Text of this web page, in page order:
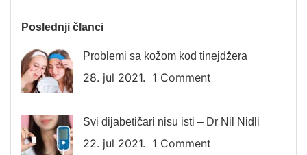
Poslednji članci
Problemi sa kožom kod tinejdžera
28. jul 2021. 1 Comment
Svi dijabetičari nisu isti – Dr Nil Nidli
22. jul 2021. 1 Comment